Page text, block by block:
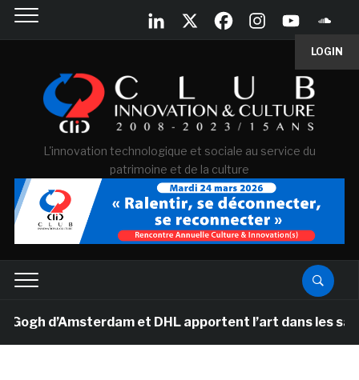
LOGIN
L'innovation technologique et sociale au service du
patrimoine et de la culture
d’Amsterdam et DHL apportent l’art dans les salles